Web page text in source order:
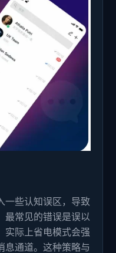
一些认知误区，导致
最常见的错误是误以
实际上省电模式会强
息通道。这种策略与